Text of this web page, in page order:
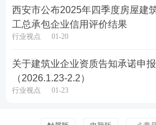
西安市公布2025年四季度房屋建
工总承包企业信用评价结果
行业视点 01-20
关于建筑业企业资质告知承诺申
（2026.1.23-2.2）
行业视点 01-23